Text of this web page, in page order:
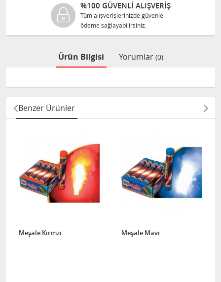
%100 GÜVENLİ ALIŞVERİŞ
Tüm alışverişlerinizde güvenle
ödeme sağlayabilirsiniz.
Ürün Bilgisi Yorumlar (0)
Benzer Ürünler
Meşale Kırmzı Meşale Mavi